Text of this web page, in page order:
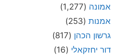
אמונה (1,277)
אמנות (253)
גרשון הכהן (817)
דור יחזקאלי (16)